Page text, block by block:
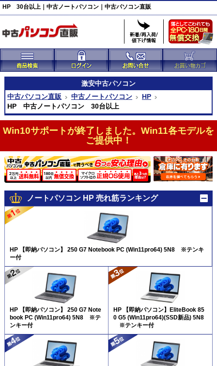
HP 30台以上｜中古ノートパソコン｜中古パソコン直販
激安中古パソコン
中古パソコン直販
中古ノートパソコン
HP
HP 中古ノートパソコン 30台以上
Win10サポートが終了しました。Win11各モデルを
ご提供中！
ノートパソコン HP 売れ筋ランキング
HP 【即納パソコン】 250 G7 Notebook PC (Win11pro64) 5N8 ※テンキ
ー付
HP 【即納パソコン】 250 G7 Note
book PC (Win11pro64) 5N8 ※テ
ンキー付
HP 【即納パソコン】EliteBook 85
0 G5 (Win11pro64)(SSD新品) 5N8
※テンキー付